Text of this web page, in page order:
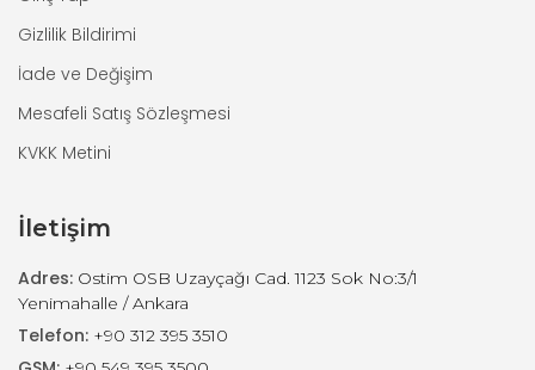
Gizlilik Bildirimi
İade ve Değişim
Mesafeli Satış Sözleşmesi
KVKK Metini
İletişim
Adres: Ostim OSB Uzayçağı Cad. 1123 Sok No:3/1
Yenimahalle / Ankara
Telefon: +90 312 395 3510